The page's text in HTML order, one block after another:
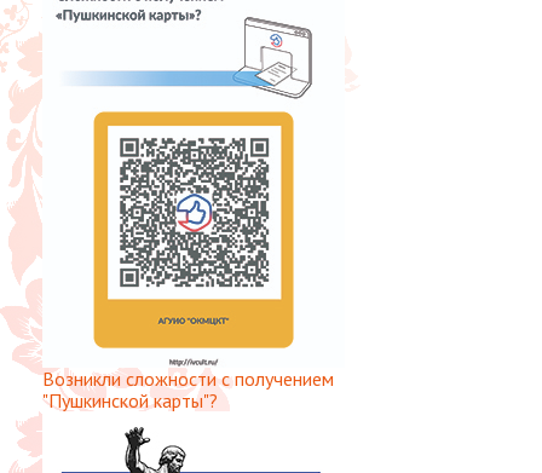
Возникли сложности с получением
"Пушкинской карты"?